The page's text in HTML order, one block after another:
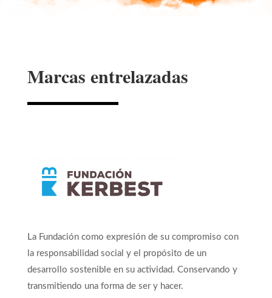
Marcas entrelazadas
La Fundación como expresión de su compromiso con
la responsabilidad social y el propósito de un
desarrollo sostenible en su actividad. Conservando y
transmitiendo una forma de ser y hacer.